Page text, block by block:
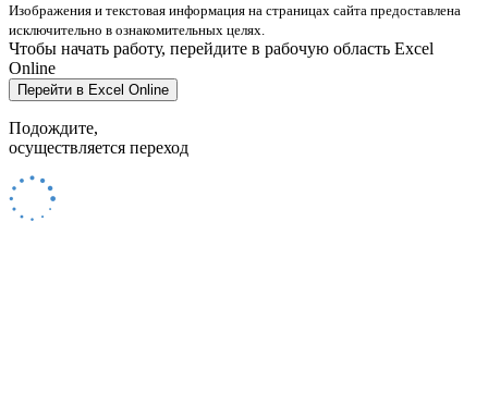
Изображения и текстовая информация на страницах сайта предоставлена
исключительно в ознакомительных целях.
Чтобы начать работу, перейдите в рабочую область Excel
Online
Перейти в Excel Online
Подождите,
осуществляется переход